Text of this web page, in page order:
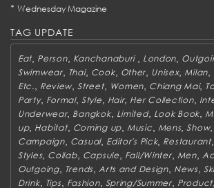
* Wednesday Magazine
TAG UPDATE
Eat, Person, Kanchanaburi , London,
Swimwear, Thai, Cook, Other, Unisex,Milan,
Etc., Review,Street, Women, Chiang Mai,
Party, Formal, Style, Hair, Her Collection,
Underwear, Bangkok, Limited, Look Book,
up, Habitat, Coming up, Music, Mens,Show,
Campaign, Casual, Editor's Pick, Restaurant,
Styles, Collab, Capsule, Fall/Winter, Men,
Outgoing, Trends,Arts and Design, News,
Drink, Tips, Fashion, Spring/Summer, Product,